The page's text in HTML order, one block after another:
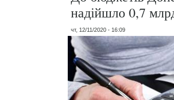
надійшло 0,7
чт, 12/11/2020 - 16:09